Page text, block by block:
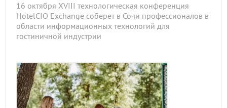
16 октября XVIII технологическая конференция
HotelCIO Exchange соберет в Сочи профессионалов в
области информационных технологий для
гостиничной индустрии